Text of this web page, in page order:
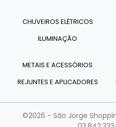
CHUVEIROS ELÉTRICOS
ILUMINAÇÃO
METAIS E ACESSÓRIOS
REJUNTES E APLICADORES
©2026 - São Jorge